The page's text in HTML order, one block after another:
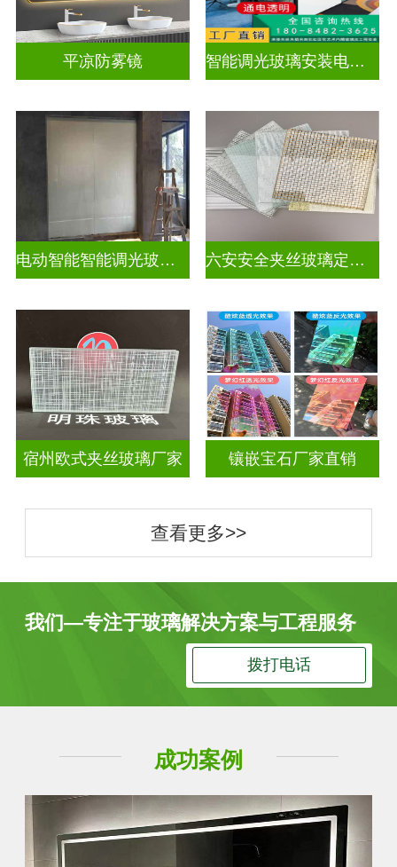
平凉防雾镜 智能调光玻璃安装电源视频教学大全
电动智能智能调光玻璃怎么调 六安安全夹丝玻璃定做电话
宿州欧式夹丝玻璃厂家 镶嵌宝石厂家直销
查看更多>>
我们—专注于玻璃解决方案与工程服务
拨打电话
成功案例